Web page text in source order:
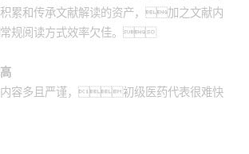
累和传承文献解读的资产，加之文献内
规阅读方式效率欠佳。
内容多且严谨，初级医药代表很难快